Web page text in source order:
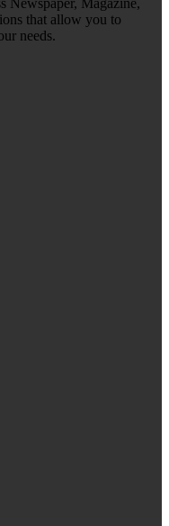
Newspaper, Magazine,
that allow you to
needs.